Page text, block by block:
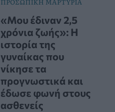
«Μου έδιναν 2,5
χρόνια ζωής»: Η
ιστορία της
γυναίκας που
νίκησε τα
προγνωστικά και
έδωσε φωνή στους
ασθενείς